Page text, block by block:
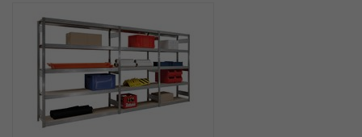
Das Cookie wird gesetzt um zu
überprüfen ob der Browser erlaubt
Cookies zu setzen. Es wird direkt nach
demTest wieder gelöscht.